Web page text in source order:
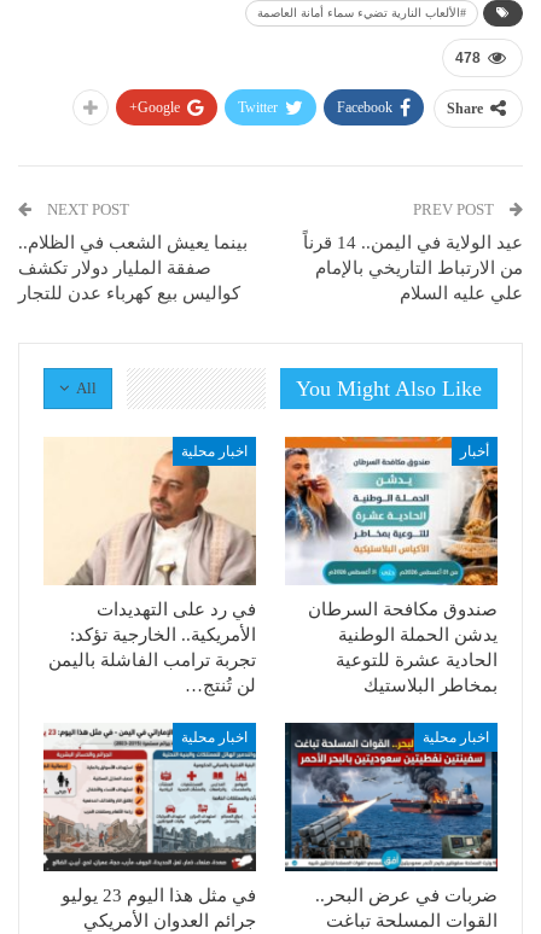
#الألعاب النارية تضيء سماء أمانة العاصمة
478
Share
Facebook
Twitter
Google+
عيد الولاية في اليمن.. 14 قرناً
من الارتباط التاريخي بالإمام
علي عليه السلام
NEXT POST
بينما يعيش الشعب في الظلام..
صفقة المليار دولار تكشف
كواليس بيع كهرباء عدن للتجار
All You Might Also Like
أخبار
صندوق مكافحة السرطان
يدشن الحملة الوطنية
الحادية عشرة للتوعية
بمخاطر البلاستيك
اخبار محلية
في رد على التهديدات
الأمريكية.. الخارجية تؤكد:
تجربة ترامب الفاشلة باليمن
لن تُنتج…
اخبار محلية
ضربات في عرض البحر..
القوات المسلحة تباغت
اخبار محلية
في مثل هذا اليوم 23 يوليو
جرائم العدوان الأمريكي